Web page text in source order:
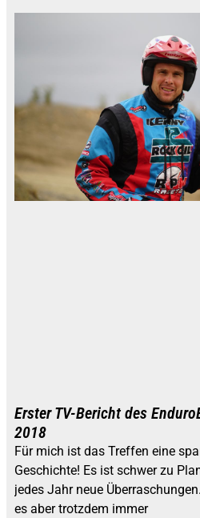
Erster TV-Bericht des
2018
Für mich ist das Treffen eine
Geschichte! Es ist schwer zu
jedes Jahr neue
es aber trotzdem immer